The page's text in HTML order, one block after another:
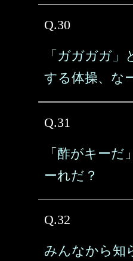
Q.30
「ガガガガ
する体操、な
Q.31
「酢がキーだ
ーれだ？
Q.32
みんなから知